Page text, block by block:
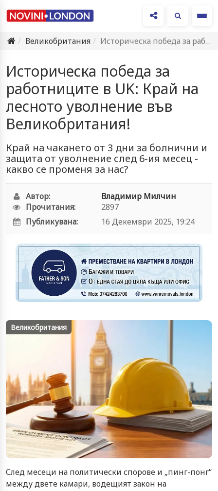
Великобритания
Историческа победа за работниците в UK: Край на лесното уволнение…
Историческа победа за
работниците в UK: Край на
лесното уволнение във
Великобритания!
Край на чакането от 3 дни за болнични и
защита от уволнение след 6-ия месец -
какво се променя за нас?
Автор:
Владимир Милчин
Прочитания:
2897
Публикувана:
16 Декември 2025, 19:24
Великобритания
След месеци на политически спорове и „пинг-понг“
между двете камари, водещият закон на